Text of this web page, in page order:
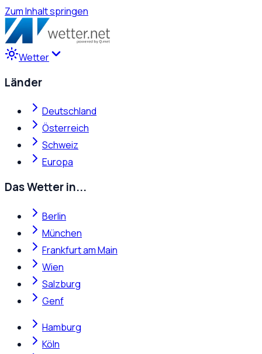
Zum Inhalt springen
Wetter
Länder
Deutschland
Österreich
Schweiz
Europa
Das Wetter in...
Berlin
München
Frankfurt am Main
Wien
Salzburg
Genf
Hamburg
Köln